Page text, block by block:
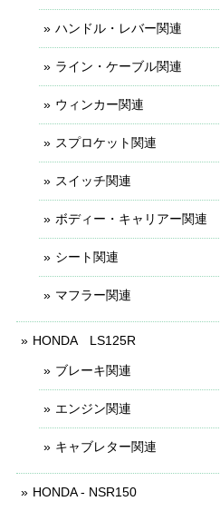
ハンドル・レバー関連
ライン・ケーブル関連
ウィンカー関連
スプロケット関連
スイッチ関連
ボディー・キャリアー関連
シート関連
マフラー関連
HONDA LS125R
ブレーキ関連
エンジン関連
キャブレター関連
HONDA - NSR150